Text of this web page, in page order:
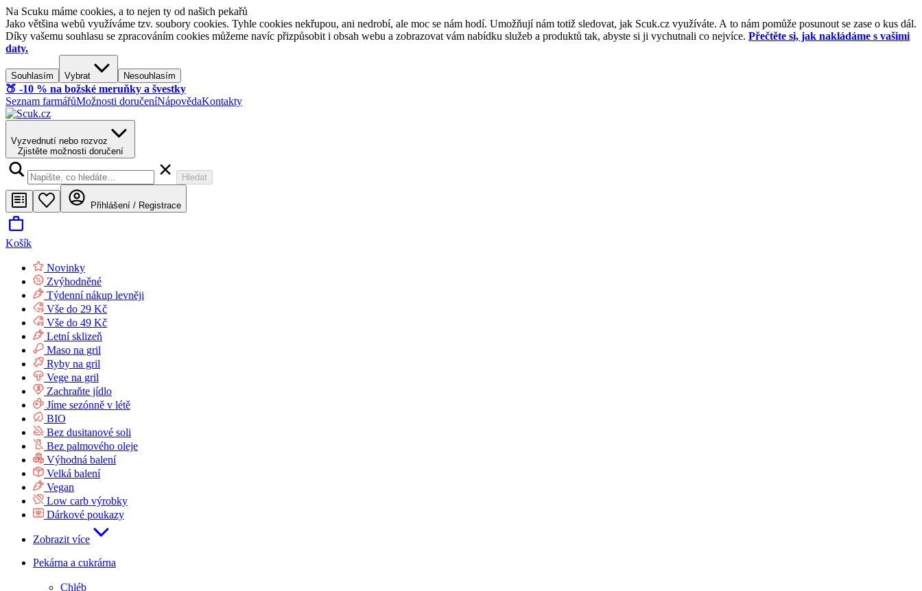
Na Scuku máme cookies, a to nejen ty od našich pekařů
Jako většina webů využíváme tzv. soubory cookies. Tyhle cookies nekřupou, ani nedrobí, ale moc se nám hodí. Umožňují nám totiž sledovat, jak Scuk.cz využíváte. A to nám pomůže posunout se zase o kus dál.
Díky vašemu souhlasu se zpracováním cookies můžeme navíc přizpůsobit i obsah webu a zobrazovat vám nabídku služeb a produktů tak, abyste si ji vychutnali co nejvíce. Přečtěte si, jak nakládáme s vašimi
daty.
Souhlasím Vybrat Nesouhlasím
🍑​ -10 % na božské meruňky a švestky
Seznam farmářůMožnosti doručeníNápovědaKontakty
Vyzvednutí nebo rozvoz
Zjistěte možnosti doručení
Hledat
Přihlášení / Registrace
Košík
Novinky
Zvýhodněné
Týdenní nákup levněji
Vše do 29 Kč
Vše do 49 Kč
Letní sklizeň
Maso na gril
Ryby na gril
Vege na gril
Zachraňte jídlo
Jíme sezónně v létě
BIO
Bez dusitanové soli
Bez palmového oleje
Výhodná balení
Velká balení
Vegan
Low carb výrobky
Dárkové poukazy
Zobrazit více
Pekárna a cukrárna
Chléb